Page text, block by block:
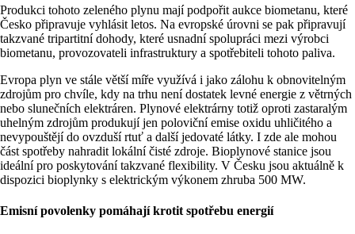
Produkci tohoto zeleného plynu mají podpořit aukce biometanu, které
Česko připravuje vyhlásit letos. Na evropské úrovni se pak připravují
takzvané tripartitní dohody, které usnadní spolupráci mezi výrobci
biometanu, provozovateli infrastruktury a spotřebiteli tohoto paliva.
Evropa plyn ve stále větší míře využívá i jako zálohu k obnovitelným
zdrojům pro chvíle, kdy na trhu není dostatek levné energie z větrných
nebo slunečních elektráren. Plynové elektrárny totiž oproti zastaralým
uhelným zdrojům produkují jen poloviční emise oxidu uhličitého a
nevypouštějí do ovzduší rtuť a další jedovaté látky. I zde ale mohou
část spotřeby nahradit lokální čisté zdroje. Bioplynové stanice jsou
ideální pro poskytování takzvané flexibility. V Česku jsou aktuálně k
dispozici bioplynky s elektrickým výkonem zhruba 500 MW.
Emisní povolenky pomáhají krotit spotřebu energií